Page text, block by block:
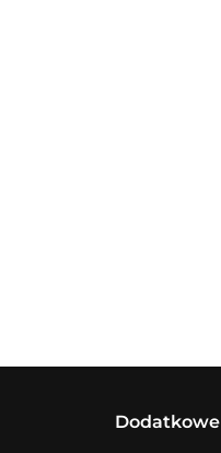
Dodatkowe